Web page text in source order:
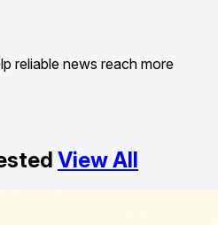
reliable news reach more
View All